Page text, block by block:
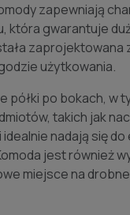
zapewniają
która gwarantuje
zaprojektowana
użytkowania.
półki po bokach, w
takich jak
nadają się
jest również
miejsce na